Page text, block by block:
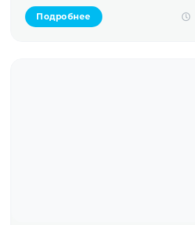
Подробнее